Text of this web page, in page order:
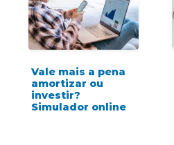
Vale mais a pena
amortizar ou
investir?
Simulador online